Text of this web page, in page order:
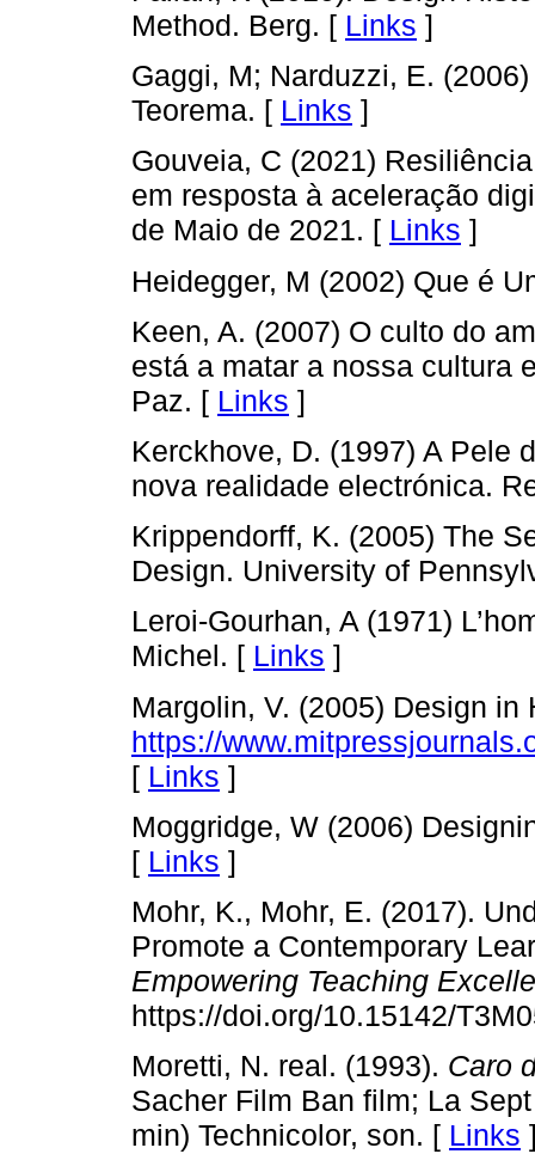
Method. Berg. [ Links ]
Gaggi, M; Narduzzi, E.
Teorema. [ Links ]
Gouveia, C (2021)
em resposta à aceleração
de Maio de 2021. [ Links ]
Heidegger, M (2002) Que é
Keen, A. (2007) O culto do
está a matar a nossa cultura
Paz. [ Links ]
Kerckhove, D. (1997) A Pele
nova realidade electrónica.
Krippendorff, K. (2005) The
Design. University of
Leroi-Gourhan, A (1971)
Michel. [ Links ]
Margolin, V. (2005) Design in
https://
[ Links ]
Moggridge, W (2006)
[ Links ]
Mohr, K., Mohr, E. (2017).
Promote a Contemporary
Empowering Teaching
https://doi.org/10.15142/
Moretti, N. real. (1993). Caro
Sacher Film Ban film; La
min) Technicolor, son. [ Links